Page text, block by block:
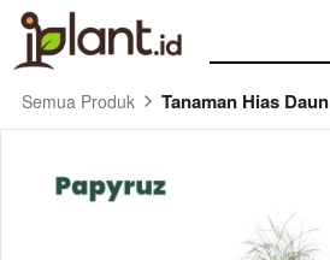
Semua Produk Tanaman Hias Daun